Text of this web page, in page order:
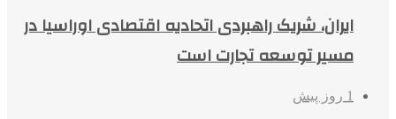
ایران، شریک راهبردی اتحادیه اقتصادی اوراسیا در
مسیر توسعه تجارت است
1 روز پیش